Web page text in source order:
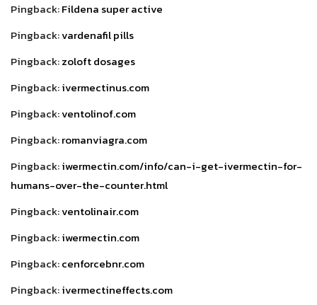
Pingback:Fildena super active
Pingback:vardenafil pills
Pingback:zoloft dosages
Pingback:ivermectinus.com
Pingback:ventolinof.com
Pingback:romanviagra.com
Pingback:iwermectin.com/info/can-i-get-ivermectin-for-
humans-over-the-counter.html
Pingback:ventolinair.com
Pingback:iwermectin.com
Pingback:cenforcebnr.com
Pingback:ivermectineffects.com